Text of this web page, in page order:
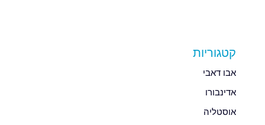
קטגוריות
אבו דאבי
אדינבורו
אוסטליה